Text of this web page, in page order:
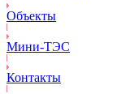
Объекты
Mини-ТЭС
Контакты